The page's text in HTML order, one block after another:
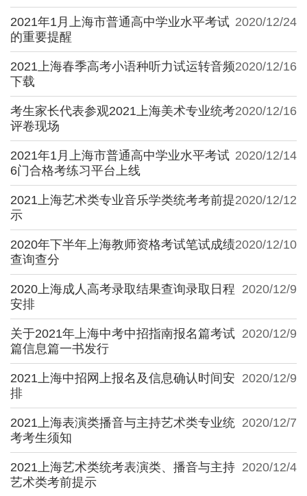
2020/12/24
2021年1月上海市普通高中学业水平考试
的重要提醒
2020/12/16
2021上海春季高考小语种听力试运转音频
下载
2020/12/16
考生家长代表参观2021上海美术专业统考
评卷现场
2020/12/14
2021年1月上海市普通高中学业水平考试
6门合格考练习平台上线
2020/12/12
2021上海艺术类专业音乐学类统考考前提
示
2020/12/10
2020年下半年上海教师资格考试笔试成绩
查询查分
2020/12/9
2020上海成人高考录取结果查询录取日程
安排
2020/12/9
关于2021年上海中考中招指南报名篇考试
篇信息篇一书发行
2020/12/9
2021上海中招网上报名及信息确认时间安
排
2020/12/7
2021上海表演类播音与主持艺术类专业统
考考生须知
2020/12/4
2021上海艺术类统考表演类、播音与主持
艺术类考前提示